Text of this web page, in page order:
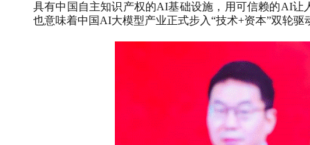
具有中国自主知识产权的AI基础设施，用可信赖的AI让
也意味着中国 AI大模型产业正式步入“技术+资本”双轮驱